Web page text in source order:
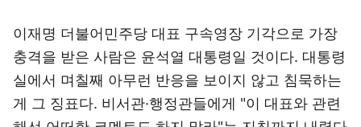
이재명 더불어민주당 대표 구속영장 기각으로 가장
충격을 받은 사람은 윤석열 대통령일 것이다. 대통령
실에서 며칠째 아무런 반응을 보이지 않고 침묵하는
게 그 징표다. 비서관·행정관들에게 "이 대표와 관련